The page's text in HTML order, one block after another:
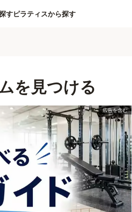
すピラティスから探す
を見つける